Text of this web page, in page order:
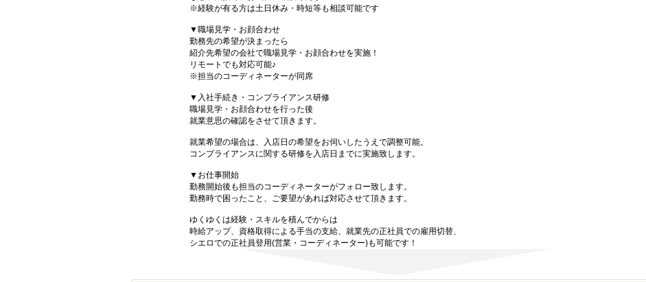
※経験が有る方は土日休み・時短等も相談可能です
▼職場見学・お顔合わせ
勤務先の希望が決まったら
紹介先希望の会社で職場見学・お顔合わせを実施！
リモートでも対応可能♪
※担当のコーディネーターが同席
▼入社手続き・コンプライアンス研修
職場見学・お顔合わせを行った後
就業意思の確認をさせて頂きます。
就業希望の場合は、入店日の希望をお伺いしたうえで調整可能。
コンプライアンスに関する研修を入店日までに実施致します。
▼お仕事開始
勤務開始後も担当のコーディネーターがフォロー致します。
勤務時で困ったこと、ご要望があれば対応させて頂きます。
ゆくゆくは経験・スキルを積んでからは
時給アップ、資格取得による手当の支給、就業先の正社員での雇用切替、
シエロでの正社員登用(営業・コーディネーター)も可能です！